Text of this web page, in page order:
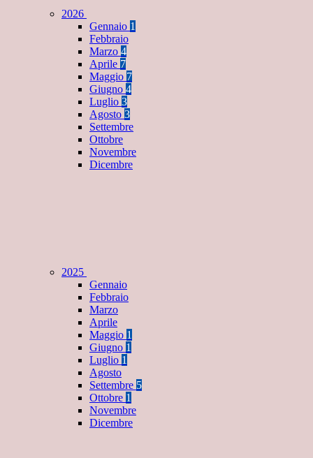
2026
Gennaio 1
Febbraio
Marzo 4
Aprile 7
Maggio 7
Giugno 4
Luglio 3
Agosto 3
Settembre
Ottobre
Novembre
Dicembre
2025
Gennaio
Febbraio
Marzo
Aprile
Maggio 1
Giugno 1
Luglio 1
Agosto
Settembre 5
Ottobre 1
Novembre
Dicembre